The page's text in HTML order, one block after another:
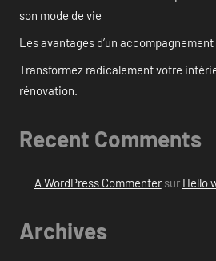
son mode de vie
Les avantages d’un
Transformez radicalement votre
rénovation.
Recent Comments
A WordPress Commentersur Hello
Archives